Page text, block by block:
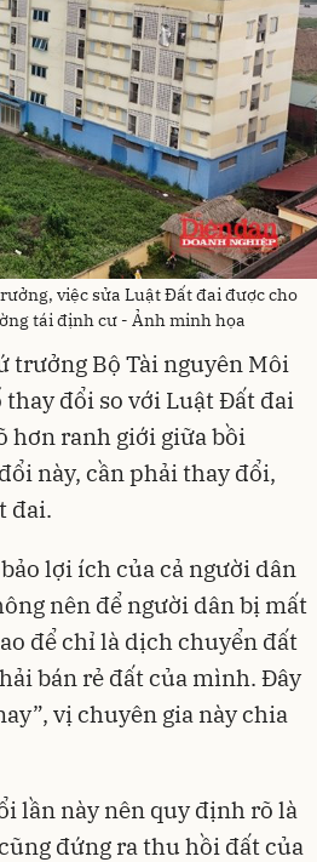
việc sửa Luật Đất đai được cho
tái định cư - Ảnh minh họa
trưởng Bộ Tài nguyên Môi
đổi so với Luật Đất đai
hơn ranh giới giữa bồi
này, cần phải thay đổi,
đai.
lợi ích của cả người dân
nên để người dân bị mất
để chỉ là dịch chuyển đất
bán rẻ đất của mình. Đây
vị chuyên gia này chia
lần này nên quy định rõ là
đứng ra thu hồi đất của